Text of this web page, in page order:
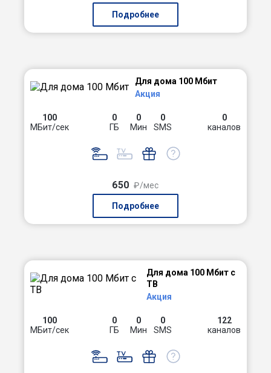
Подробнее
Для дома 100 Мбит
Акция
100
МБит/сек
0
ГБ
0
Мин
0
SMS
0
каналов
650 ₽/мес
Подробнее
Для дома 100 Мбит с
ТВ
Акция
100
МБит/сек
0
ГБ
0
Мин
0
SMS
122
каналов